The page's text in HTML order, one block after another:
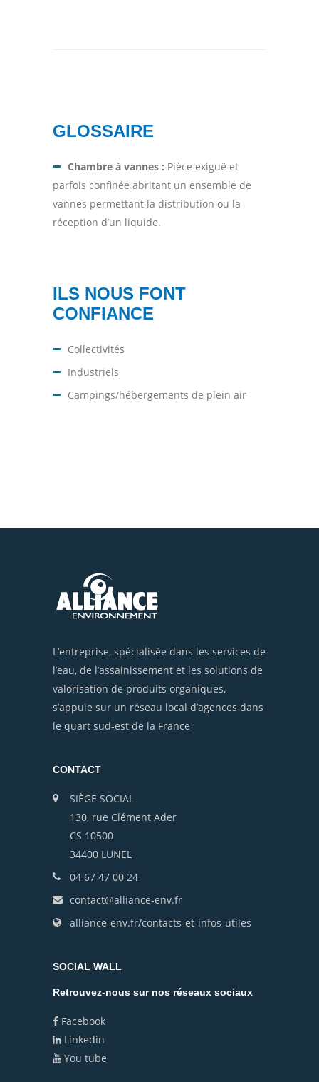
GLOSSAIRE
Chambre à vannes : Pièce exiguë et
parfois confinée abritant un ensemble de
vannes permettant la distribution ou la
réception d’un liquide.
ILS NOUS FONT
CONFIANCE
Collectivités
Industriels
Campings/hébergements de plein air
L’entreprise, spécialisée dans les services de
l’eau, de l’assainissement et les solutions de
valorisation de produits organiques,
s’appuie sur un réseau local d’agences dans
le quart sud-est de la France
CONTACT
SIÈGE SOCIAL
130, rue Clément Ader
CS 10500
34400 LUNEL
04 67 47 00 24
contact@alliance-env.fr
alliance-env.fr/contacts-et-infos-utiles
SOCIAL WALL
Retrouvez-nous sur nos réseaux sociaux
Facebook
Linkedin
You tube